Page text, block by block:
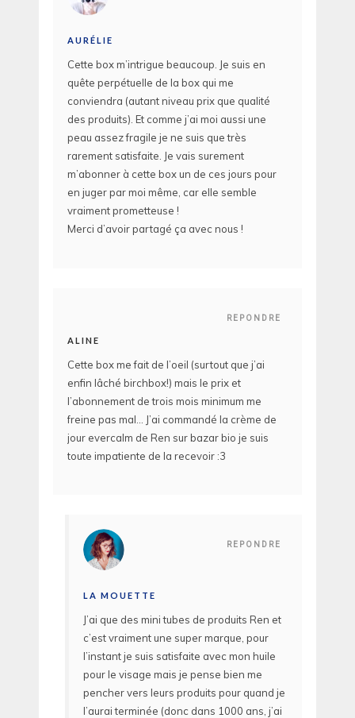
AURÉLIE
Cette box m’intrigue beaucoup. Je suis en
quête perpétuelle de la box qui me
conviendra (autant niveau prix que qualité
des produits). Et comme j’ai moi aussi une
peau assez fragile je ne suis que très
rarement satisfaite. Je vais surement
m’abonner à cette box un de ces jours pour
en juger par moi même, car elle semble
vraiment prometteuse !
Merci d’avoir partagé ça avec nous !
REPONDRE
ALINE
Cette box me fait de l’oeil (surtout que j’ai
enfin lâché birchbox!) mais le prix et
l’abonnement de trois mois minimum me
freine pas mal… J’ai commandé la crème de
jour evercalm de Ren sur bazar bio je suis
toute impatiente de la recevoir :3
REPONDRE
LA MOUETTE
J’ai que des mini tubes de produits Ren et
c’est vraiment une super marque, pour
l’instant je suis satisfaite avec mon huile
pour le visage mais je pense bien me
pencher vers leurs produits pour quand je
l’aurai terminée (donc dans 1000 ans, j’ai